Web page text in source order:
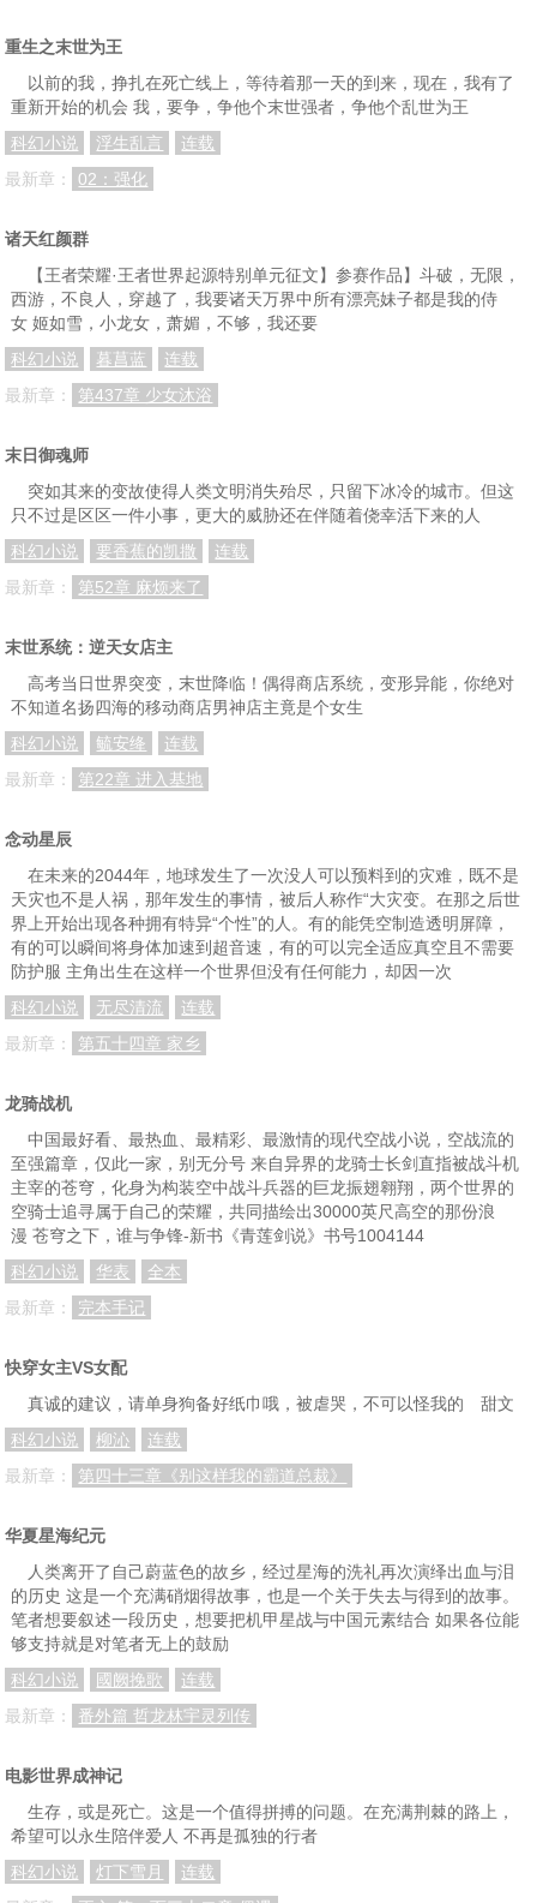
重生之末世为王
以前的我，挣扎在死亡线上，等待着那一天的到来，现在，我有了
重新开始的机会 我，要争，争他个末世强者，争他个乱世为王
科幻小说
浮生乱言
连载
最新章：
02：强化
诸天红颜群
【王者荣耀·王者世界起源特别单元征文】参赛作品】斗破，无限，
西游，不良人，穿越了，我要诸天万界中所有漂亮妹子都是我的侍
女 姬如雪，小龙女，萧媚，不够，我还要
科幻小说
暮菖蓝
连载
最新章：
第437章 少女沐浴
末日御魂师
突如其来的变故使得人类文明消失殆尽，只留下冰冷的城市。但这
只不过是区区一件小事，更大的威胁还在伴随着侥幸活下来的人
科幻小说
要香蕉的凯撒
连载
最新章：
第52章 麻烦来了
末世系统：逆天女店主
高考当日世界突变，末世降临！偶得商店系统，变形异能，你绝对
不知道名扬四海的移动商店男神店主竟是个女生
科幻小说
毓安绛
连载
最新章：
第22章 进入基地
念动星辰
在未来的2044年，地球发生了一次没人可以预料到的灾难，既不是
天灾也不是人祸，那年发生的事情，被后人称作“大灾变。在那之后世
界上开始出现各种拥有特异“个性”的人。有的能凭空制造透明屏障，
有的可以瞬间将身体加速到超音速，有的可以完全适应真空且不需要
防护服 主角出生在这样一个世界但没有任何能力，却因一次
科幻小说
无尽清流
连载
最新章：
第五十四章 家乡
龙骑战机
中国最好看、最热血、最精彩、最激情的现代空战小说，空战流的
至强篇章，仅此一家，别无分号 来自异界的龙骑士长剑直指被战斗机
主宰的苍穹，化身为构装空中战斗兵器的巨龙振翅翱翔，两个世界的
空骑士追寻属于自己的荣耀，共同描绘出30000英尺高空的那份浪
漫 苍穹之下，谁与争锋-新书《青莲剑说》书号1004144
科幻小说
华表
全本
最新章：
完本手记
快穿女主VS女配
真诚的建议，请单身狗备好纸巾哦，被虐哭，不可以怪我的 甜文
科幻小说
柳沁
连载
最新章：
第四十三章《别这样我的霸道总裁》
华夏星海纪元
人类离开了自己蔚蓝色的故乡，经过星海的洗礼再次演绎出血与泪
的历史 这是一个充满硝烟得故事，也是一个关于失去与得到的故事。
笔者想要叙述一段历史，想要把机甲星战与中国元素结合 如果各位能
够支持就是对笔者无上的鼓励
科幻小说
國阙挽歌
连载
最新章：
番外篇 哲龙林宇灵列传
电影世界成神记
生存，或是死亡。这是一个值得拼搏的问题。在充满荆棘的路上，
希望可以永生陪伴爱人 不再是孤独的行者
科幻小说
灯下雪月
连载